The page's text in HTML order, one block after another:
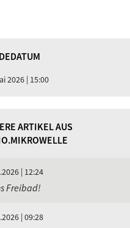
2026 | 15:00
ARTIKEL AUS
| 12:24
Freibad!
| 09:28